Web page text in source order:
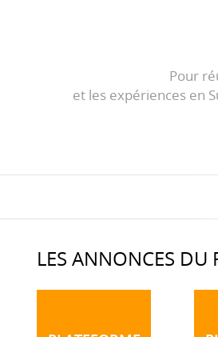
Pour
et les expériences en
LES ANNONCES DU